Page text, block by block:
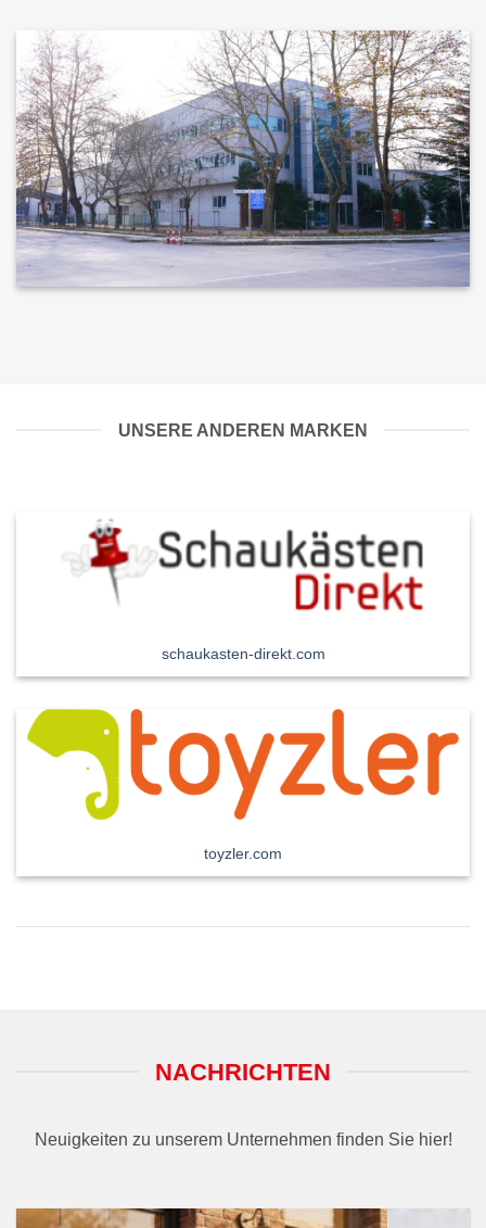
UNSERE ANDEREN MARKEN
schaukasten-direkt.com
toyzler.com
NACHRICHTEN
Neuigkeiten zu unserem Unternehmen finden Sie hier!